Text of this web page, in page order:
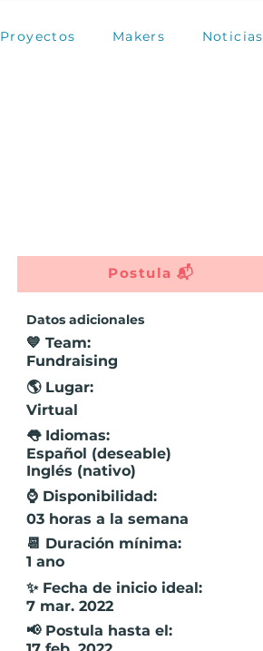
Proyectos Makers Noticias
Postula 📬
Datos adicionales
💙 Team:
Fundraising
🌎 Lugar:
Virtual
👅 Idiomas:
Español (deseable)
Inglés (nativo)
⌚ Disponibilidad:
03 horas a la semana
📆 Duración mínima:
1 ano
✨ Fecha de inicio ideal:
7 mar. 2022
📢 Postula hasta el: